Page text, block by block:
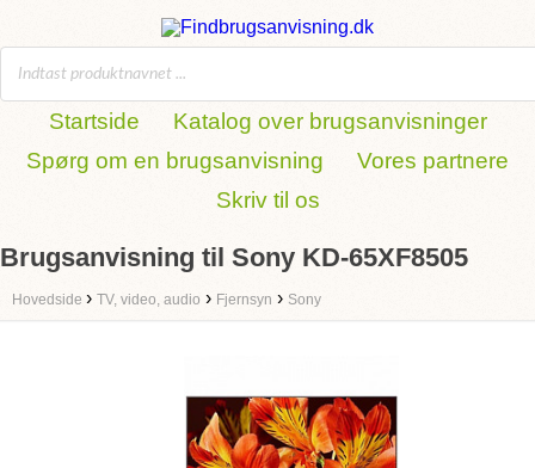
Startside
Katalog over brugsanvisninger
Spørg om en brugsanvisning
Vores partnere
Skriv til os
Brugsanvisning til Sony KD-65XF8505
Hovedside › TV, video, audio › Fjernsyn › Sony